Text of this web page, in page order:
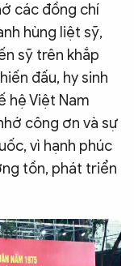
các đồng chí
hùng liệt sỹ,
sỹ trên khắp
đấu, hy sinh
hệ Việt Nam
công ơn và sự
vì hạnh phúc
tồn, phát triển